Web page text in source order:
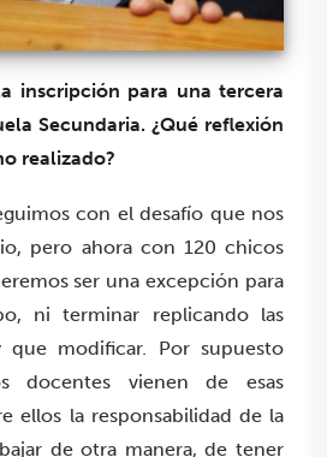
inscripción para una tercera
Secundaria. ¿Qué reflexión
realizado?
con el desafío que nos
pero ahora con 120 chicos
ser una excepción para
niterminar replicandolas
que modificar. Por supuesto
docentes vienen de esas
ellos la responsabilidad de la
de otra manera, de tener